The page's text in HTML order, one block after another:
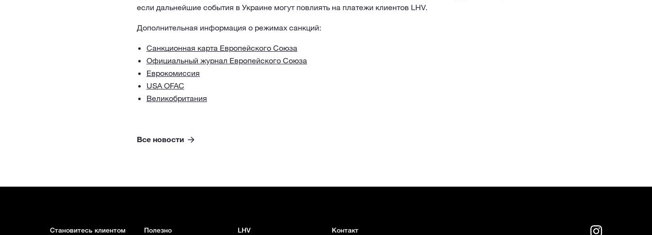
если дальнейшие события в Украине могут повлиять на платежи клиентов LHV.
Дополнительная информация о режимах санкций:
Санкционная карта Европейского Союза
Официальный журнал Европейского Союза
Еврокомиссия
USA OFAC
Великобритания
Все новости
Становитесь клиентом
Полезно
LHV
Контакт